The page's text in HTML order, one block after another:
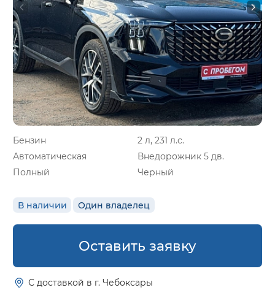
Бензин
2 л, 231 л.с.
Автоматическая
Внедорожник 5 дв.
Полный
Черный
В наличии Один владелец
Оставить заявку
С доставкой в г. Чебоксары